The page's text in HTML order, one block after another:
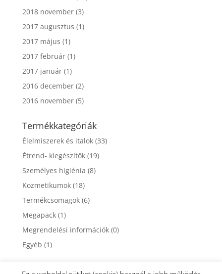
2018 november(3)
2017 augusztus (1)
2017 május (1)
2017 február(1)
2017 január(1)
2016 december(2)
2016 november(5)
Termékkategóriák
Élelmiszerek és italok (33)
Étrend- kiegészítők (19)
Személyes higiénia (8)
Kozmetikumok (18)
Termékcsomagok (6)
Megapack (1)
Megrendelési információk (0)
Egyéb (1)